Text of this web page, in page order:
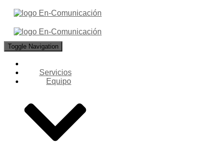
Toggle Navigation
Servicios
Equipo